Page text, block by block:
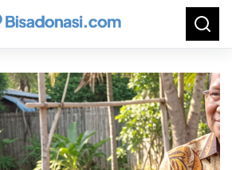
Search
for: